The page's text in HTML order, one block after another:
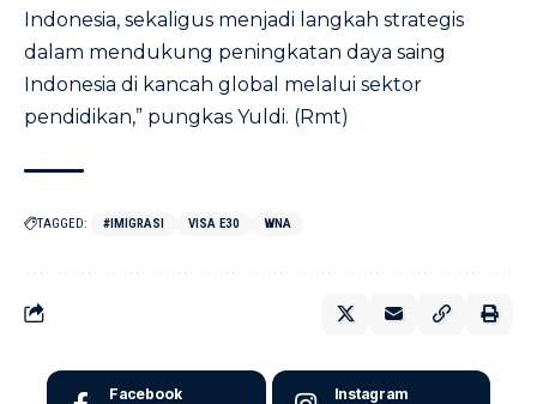
Indonesia, sekaligus menjadi langkah strategis
dalam mendukung peningkatan daya saing
Indonesia di kancah global melalui sektor
pendidikan,” pungkas Yuldi. (Rmt)
TAGGED: #IMIGRASI VISA E30 WNA
Facebook Instagram